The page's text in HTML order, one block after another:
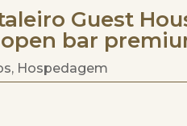
Guest
bar
, Hospedagem